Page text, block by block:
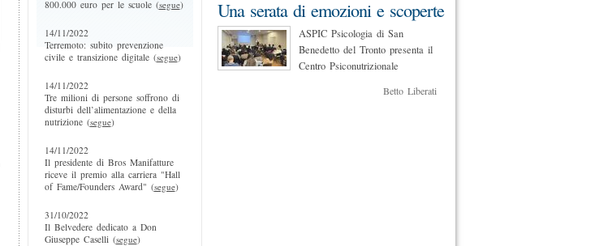
800.000 euro per le scuole (segue)
14/11/2022
Terremoto: subito prevenzione
civile e transizione digitale (segue)
14/11/2022
Tre milioni di persone soffrono di
disturbi dell’alimentazione e della
nutrizione (segue)
14/11/2022
Il presidente di Bros Manifatture
riceve il premio alla carriera "Hall
of Fame/Founders Award" (segue)
31/10/2022
Il Belvedere dedicato a Don
Giuseppe Caselli (segue)
Una serata di emozioni e scoperte
ASPIC Psicologia di San
Benedetto del Tronto presenta il
Centro Psiconutrizionale
Betto Liberati